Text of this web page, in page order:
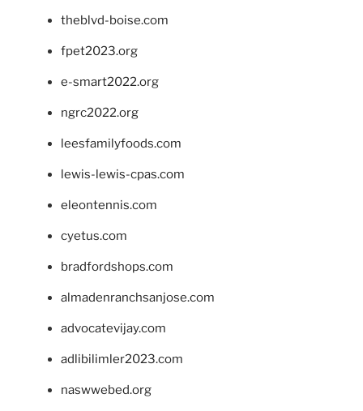
theblvd-boise.com
fpet2023.org
e-smart2022.org
ngrc2022.org
leesfamilyfoods.com
lewis-lewis-cpas.com
eleontennis.com
cyetus.com
bradfordshops.com
almadenranchsanjose.com
advocatevijay.com
adlibilimler2023.com
naswwebed.org